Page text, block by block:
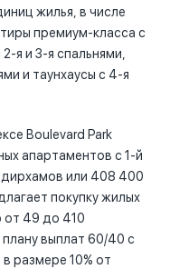
жилья, в числе
премиум-класса с
я и 3-я спальнями,
и таунхаусы с 4-я
Boulevard Park
апартаментов с 1-й
дирхамов или 408 400
покупку жилых
49 до 410
выплат 60/40 с
размере 10% от